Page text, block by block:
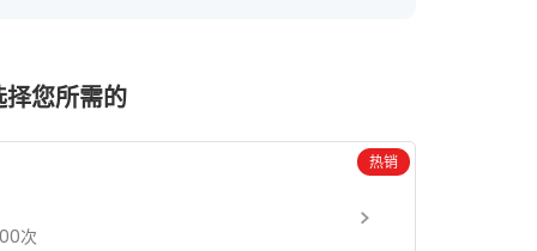
择您所需的
次
热销